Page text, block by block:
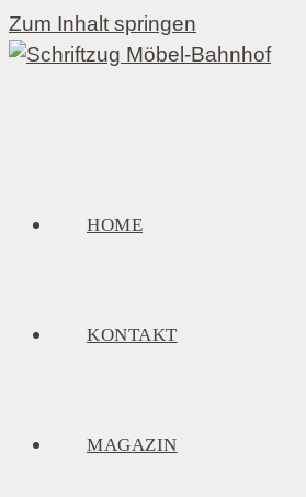
Zum Inhalt springen
HOME
KONTAKT
MAGAZIN